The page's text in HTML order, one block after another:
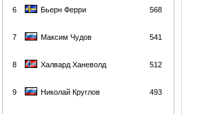
6 Бьерн Ферри 568
7 Максим Чудов 541
8 Халвард Ханеволд 512
9 Николай Круглов 493